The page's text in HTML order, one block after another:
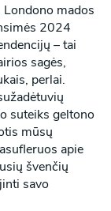
mados
2024
– tai
sagės,
perlai.
suteiks geltono
mūsų
apie
švenčių
savo